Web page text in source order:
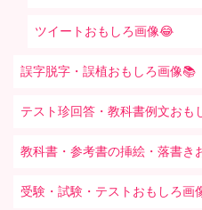
ツイートおもしろ画像😂
誤字脱字・誤植おもしろ画像📚
テスト珍回答・教科書例文おも
教科書・参考書の挿絵・落書
受験・試験・テストおもしろ画